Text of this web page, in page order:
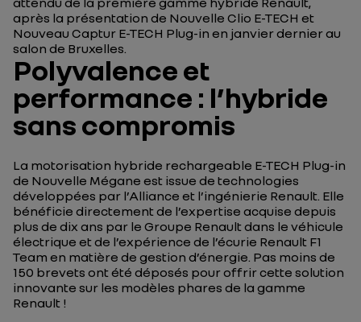
après la présentation de Nouvelle Clio E-TECH et
Nouveau Captur E-TECH Plug-in en janvier dernier au
salon de Bruxelles.
Polyvalence et
performance : l’hybride
sans compromis
La motorisation hybride rechargeable E-TECH Plug-in
de Nouvelle Mégane est issue de technologies
développées par l’Alliance et l’ingénierie Renault. Elle
bénéficie directement de l’expertise acquise depuis
plus de dix ans par le Groupe Renault dans le véhicule
électrique et de l’expérience de l’écurie Renault F1
Team en matière de gestion d’énergie. Pas moins de
150 brevets ont été déposés pour offrir cette solution
innovante sur les modèles phares de la gamme
Renault !